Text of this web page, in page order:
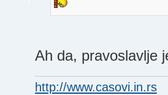
Ah da, pravoslavlje
http://www.casovi.in.rs